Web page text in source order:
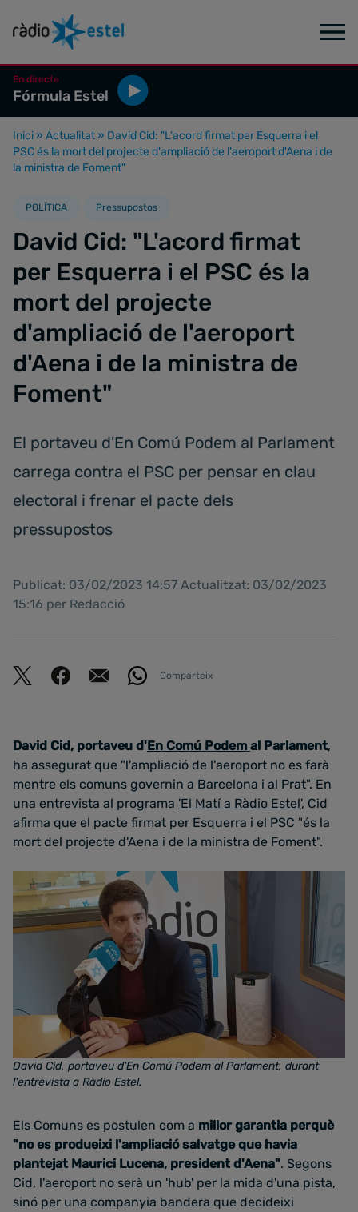
En directe
Fórmula Estel
Inici » Actualitat » David Cid: "L'acord firmat per Esquerra i el
PSC és la mort del projecte d'ampliació de l'aeroport d'Aena i de
la ministra de Foment"
POLÍTICA Pressupostos
David Cid: "L'acord firmat
per Esquerra i el PSC és la
mort del projecte
d'ampliació de l'aeroport
d'Aena i de la ministra de
Foment"
El portaveu d'En Comú Podem al Parlament
carrega contra el PSC per pensar en clau
electoral i frenar el pacte dels
pressupostos
Publicat: 03/02/2023 14:57 Actualitzat: 03/02/2023
15:16 per Redacció
Comparteix
David Cid, portaveu d'En Comú Podem al Parlament,
ha assegurat que "l'ampliació de l'aeroport no es farà
mentre els comuns governin a Barcelona i al Prat". En
una entrevista al programa 'El Matí a Ràdio Estel', Cid
afirma que el pacte firmat per Esquerra i el PSC "és la
mort del projecte d'Aena i de la ministra de Foment".
David Cid, portaveu d'En Comú Podem al Parlament, durant
l'entrevista a Ràdio Estel.
Els Comuns es postulen com a millor garantia perquè
"no es produeixi l'ampliació salvatge que havia
plantejat Maurici Lucena, president d'Aena". Segons
Cid, l'aeroport no serà un 'hub' per la mida d'una pista,
sinó per una companyia bandera que decideixi